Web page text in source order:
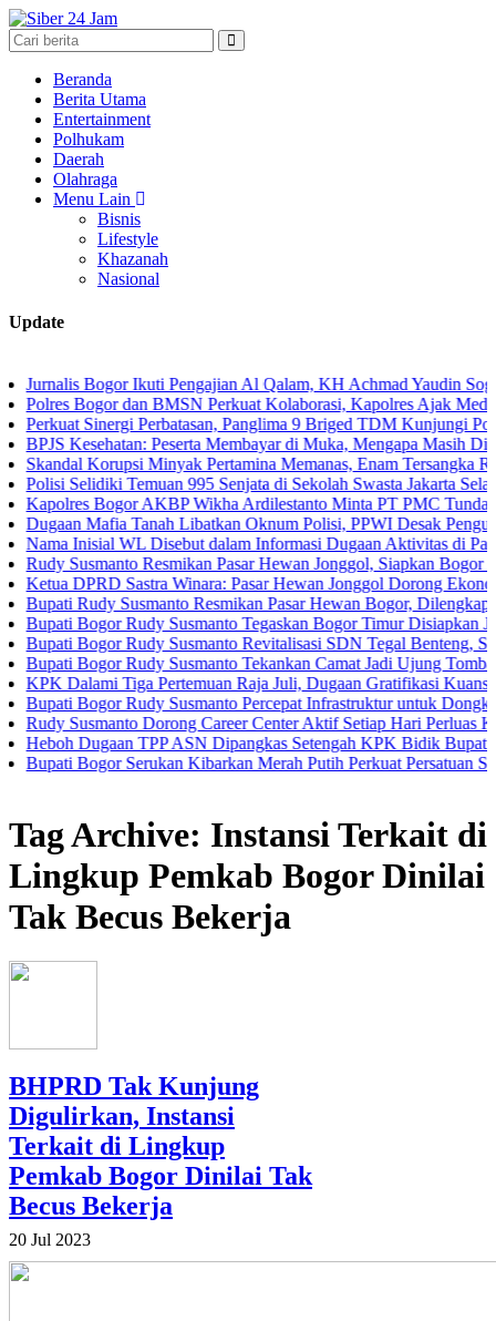
Beranda
Berita Utama
Entertainment
Polhukam
Daerah
Olahraga
Menu Lain
Bisnis
Lifestyle
Khazanah
Nasional
Update
Bogor Ikuti Pengajian Al Qalam, KH Achmad Yaudin Sogir dan
Bogor dan BMSN Perkuat Kolaborasi, Kapolres Ajak Media
Sinergi Perbatasan, Panglima 9 Briged TDM Kunjungi Pos Gabma
Peserta Membayar di Muka, Mengapa Masih
Korupsi Minyak Pertamina Memanas, Enam Tersangka Resmi
Temuan 995 Senjata di Sekolah Swasta Jakarta Selatan
Bogor AKBP Wikha Ardilestanto Minta PT PMC Tunda Kegiatan
Mafia Tanah Libatkan Oknum Polisi, PPWI Desak Pengusutan
Inisial WL Disebut dalam Informasi Dugaan Aktivitas di Pantai
Resmikan Pasar Hewan Jonggol, Siapkan Bogor Timur
DPRD Sastra Winara: Pasar Hewan Jonggol Dorong Ekonomi
Rudy Susmanto Resmikan Pasar Hewan Bogor, Dilengkapi Hotel
Bogor Rudy Susmanto Tegaskan Bogor Timur Disiapkan Jadi Pusat
Bogor Rudy Susmanto Revitalisasi SDN Tegal Benteng, Siswa Kini
Bogor Rudy Susmanto Tekankan Camat Jadi Ujung Tombak
Tiga Pertemuan Raja Juli, Dugaan Gratifikasi Kuansing
Bogor Rudy Susmanto Percepat Infrastruktur untuk Dongkrak
Dorong Career Center Aktif Setiap Hari Perluas
Dugaan TPP ASN Dipangkas Setengah KPK Bidik Bupati Kuansing
Bogor Serukan Kibarkan Merah Putih Perkuat Persatuan Semangat
Tag Archive: Instansi Terkait di
Lingkup Pemkab Bogor Dinilai
Tak Becus Bekerja
BHPRD Tak Kunjung
Digulirkan, Instansi
Terkait di Lingkup
Pemkab Bogor Dinilai Tak
Becus Bekerja
20 Jul 2023